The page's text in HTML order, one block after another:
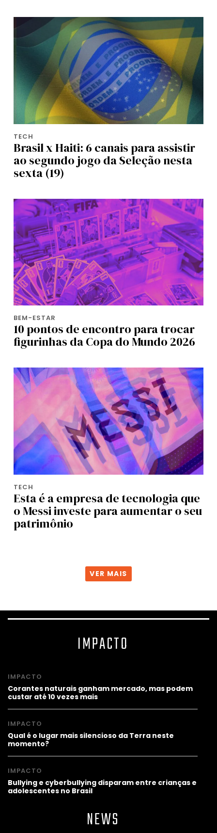
TECH
Brasil x Haiti: 6 canais para assistir
ao segundo jogo da Seleção nesta
sexta (19)
BEM-ESTAR
10 pontos de encontro para trocar
figurinhas da Copa do Mundo 2026
TECH
Esta é a empresa de tecnologia que
o Messi investe para aumentar o seu
patrimônio
VER MAIS
IMPACTO
IMPACTO
Corantes naturais ganham mercado, mas podem
custar até 10 vezes mais
IMPACTO
Qual é o lugar mais silencioso da Terra neste
momento?
IMPACTO
Bullying e cyberbullying disparam entre crianças e
adolescentes no Brasil
NEWS